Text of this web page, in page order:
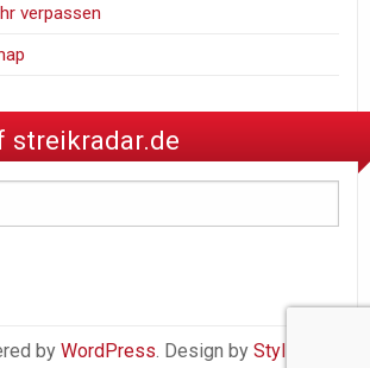
verpassen
streikradar.de
by WordPress. Design by StylishWP